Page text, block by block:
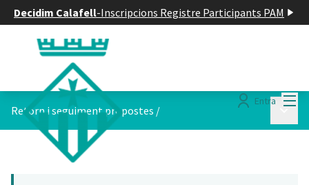
Decidim Calafell-Inscripcions Registre Participants PAM
Entra
Retorn i seguiment propostes /